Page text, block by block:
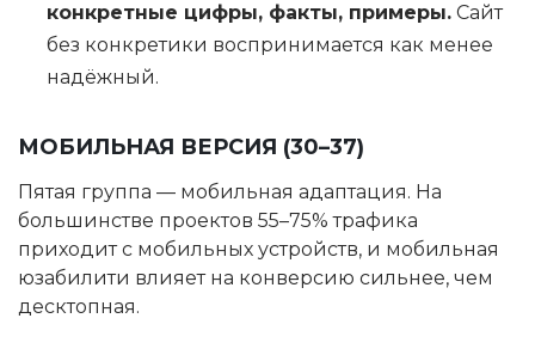
конкретные цифры, факты, примеры. Сайт
без конкретики воспринимается как менее
надёжный.
МОБИЛЬНАЯ ВЕРСИЯ (30–37)
Пятая группа — мобильная адаптация. На
большинстве проектов 55–75% трафика
приходит с мобильных устройств, и мобильная
юзабилити влияет на конверсию сильнее, чем
десктопная.